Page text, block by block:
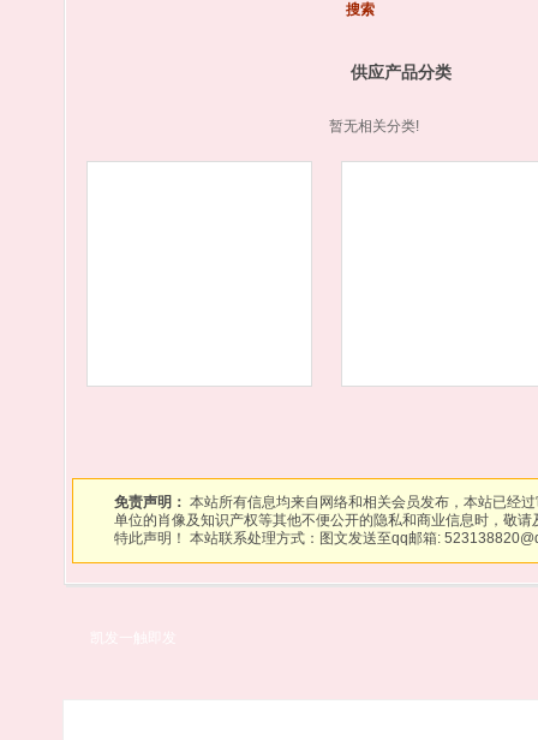
供应产品分类
暂无相关分类!
免责声明： 本站所有信息均来自网络和相关会员发布，本站已经
单位的肖像及知识产权等其他不便公开的隐私和商业信息时，敬
特此声明！ 本站联系处理方式：图文发送至qq邮箱: